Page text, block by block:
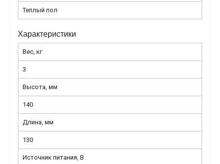
Теплый пол
Характеристики
Вес, кг
3
Высота, мм
140
Длина, мм
130
Источник питания, В